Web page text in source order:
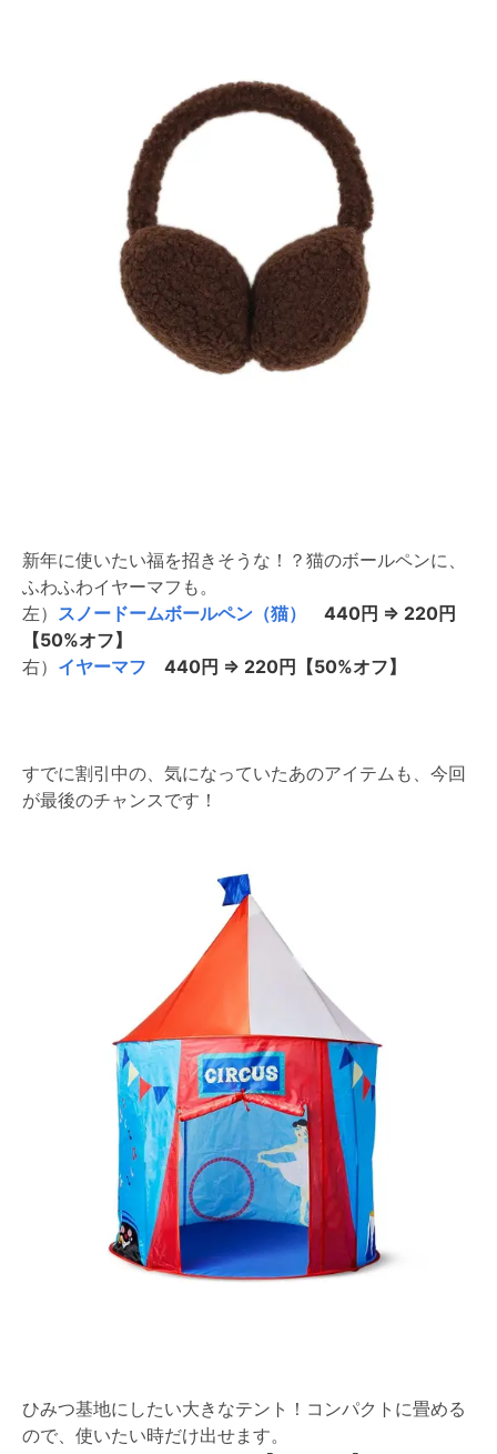
新年に使いたい福を招きそうな！？猫のボールペンに、
ふわふわイヤーマフも。
左） スノードームボールペン（猫）
440円 ⇒ 220円
【50%オフ】
右） イヤーマフ 440円 ⇒ 220円【50%オフ】
すでに割引中の、気になっていたあのアイテムも、今回
が最後のチャンスです！
ひみつ基地にしたい大きなテント！コンパクトに畳める
ので、使いたい時だけ出せます。